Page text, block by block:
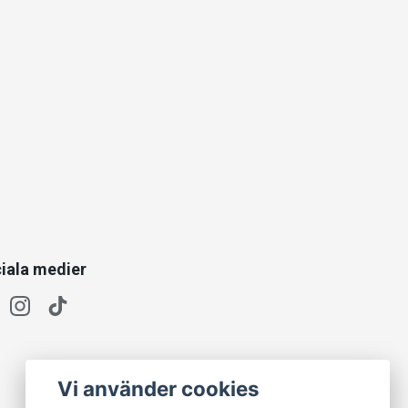
medier
Vi använder cookies